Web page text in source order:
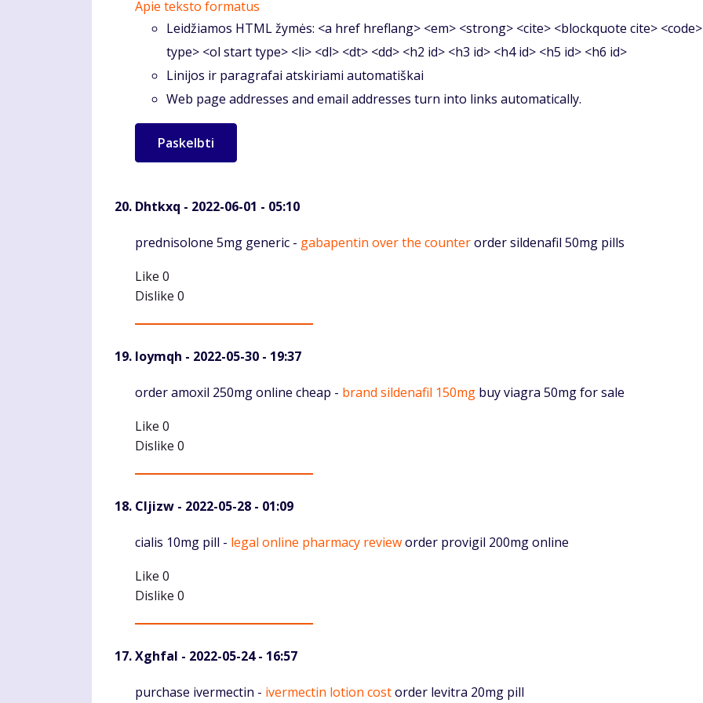
Apie teksto formatus
Leidžiamos HTML žymės: <a href hreflang> <em> <strong> <cite> <blockquote cite>
type> <ol start type> <li> <dl> <dt> <dd> <h2 id> <h3 id> <h4 id> <h5 id> <h6 id>
Linijos ir paragrafai atskiriami automatiškai
Web page addresses and email addresses turn into links automatically.
Dhtkxq - 2022-06-01 - 05:10
Komentaras
prednisolone 5mg generic - gabapentin over the counterorder sildenafil 50mg pills
Like 0
Dislike 0
Ioymqh - 2022-05-30 - 19:37
Komentaras
order amoxil 250mg online cheap - brand sildenafil 150mg buy viagra 50mg for sale
Like 0
Dislike 0
Cljizw - 2022-05-28 - 01:09
Komentaras
cialis 10mg pill - legal online pharmacy revieworder provigil 200mg online
Like 0
Dislike 0
Xghfal - 2022-05-24 - 16:57
Komentaras
purchase ivermectin - ivermectin lotion costorder levitra 20mg pill